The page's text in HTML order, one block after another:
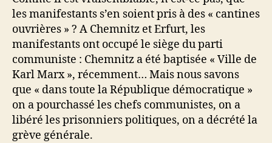
les manifestants s’en soient pris à des « cantines
ouvrières » ? A Chemnitz et Erfurt, les
manifestants ont occupé le siège du parti
communiste : Chemnitz a été baptisée « Ville de
Karl Marx », récemment… Mais nous savons
que « dans toute la République démocratique »
on a pourchassé les chefs communistes, on a
libéré les prisonniers politiques, on a décrété la
grève générale.